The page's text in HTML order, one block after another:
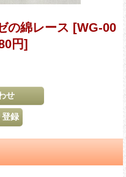
の綿レース [WG-00
円]